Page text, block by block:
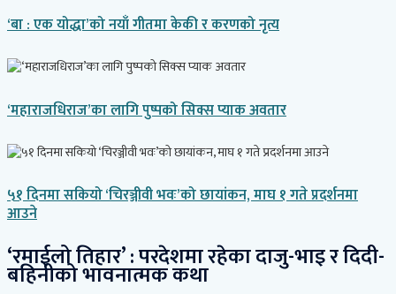
‘बा : एक योद्धा’को नयाँ गीतमा केकी र करणको नृत्य
‘महाराजधिराज’का लागि पुष्पको सिक्स प्याक अवतार
५१ दिनमा सकियो ‘चिरञ्जीवी भवः’को छायांकन, माघ १ गते प्रदर्शनमा
आउने
‘रमाईलो तिहार’ : परदेशमा रहेका दाजु-भाइ र दिदी-
बहिनीको भावनात्मक कथा